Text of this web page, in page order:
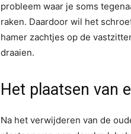
probleem waar je soms
raken. Daardoor wil het
hamer zachtjes op de
draaien.
Het plaatsen van
Na het verwijderen van de